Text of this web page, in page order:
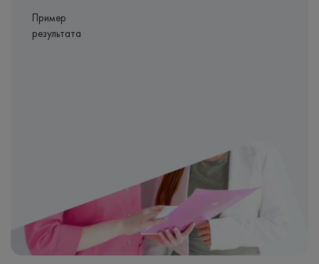
Пример
результата